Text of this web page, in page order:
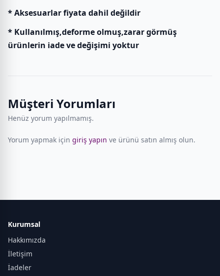
* Aksesuarlar fiyata dahil değildir
* Kullanılmış,deforme olmuş,zarar görmüş
ürünlerin iade ve değişimi yoktur
Müşteri Yorumları
Henüz yorum yapılmamış.
Yorum yapmak için giriş yapın ve ürünü satın almış olun.
Kurumsal
Hakkımızda
İletişim
İadeler